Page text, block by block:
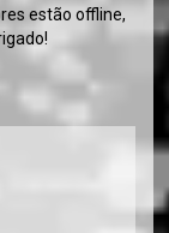
estão offline,